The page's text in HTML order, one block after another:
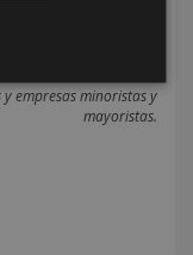
empresas minoristas y
mayoristas.